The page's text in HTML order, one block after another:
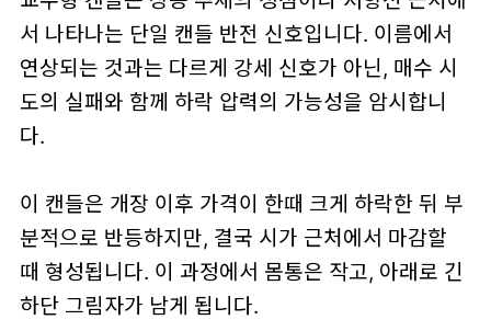
서 나타나는 단일 캔들 반전 신호입니다. 이름에서
연상되는 것과는 다르게 강세 신호가 아닌, 매수 시
도의 실패와 함께 하락 압력의 가능성을 암시합니
다.
이 캔들은 개장 이후 가격이 한때 크게 하락한 뒤 부
분적으로 반등하지만, 결국 시가 근처에서 마감할
때 형성됩니다. 이 과정에서 몸통은 작고, 아래로 긴
하단 그림자가 남게 됩니다.